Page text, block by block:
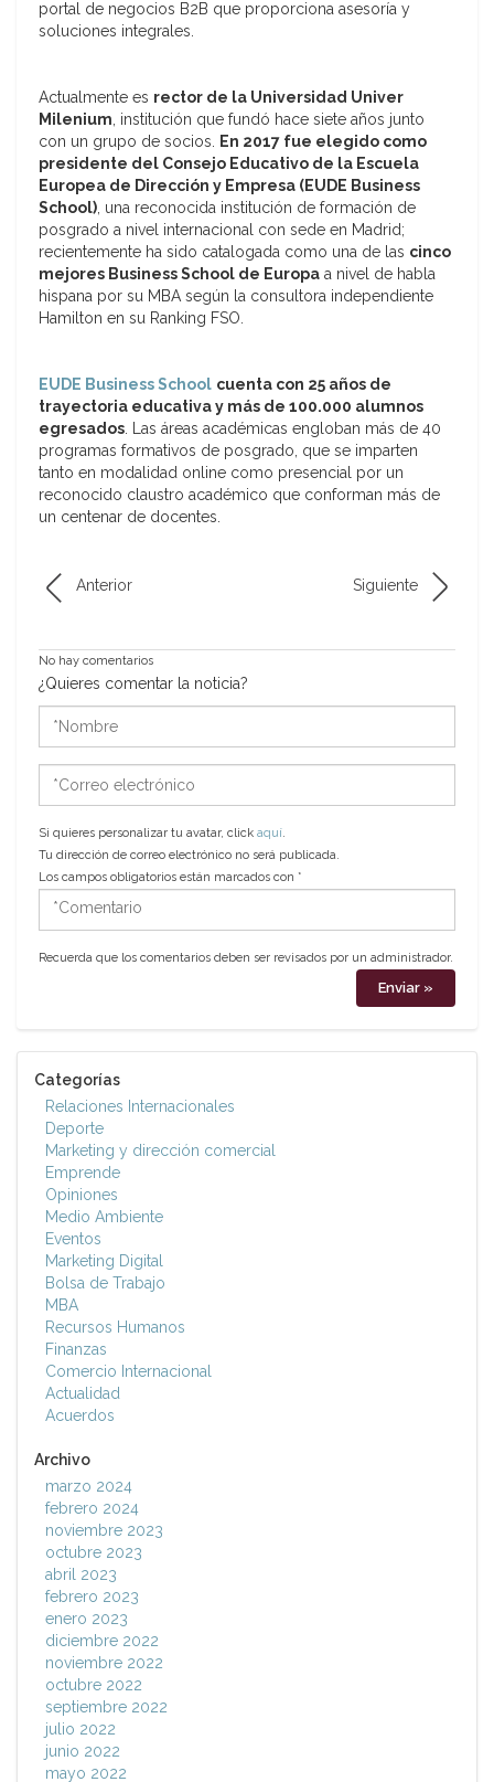
portal de negocios B2B que proporciona asesoría y
soluciones integrales.
Actualmente es rector de la Universidad Univer
Milenium , institución que fundó hace siete años junto
con un grupo de socios.
En 2017 fue elegido como
presidente del Consejo Educativo de la Escuela
Europea de Dirección y Empresa (EUDE Business
School) , una reconocida institución de formación de
posgrado a nivel internacional con sede en Madrid;
recientemente ha sido catalogada como una de las cinco
mejores Business School de Europa a nivel de habla
hispana por su MBA según la consultora independiente
Hamilton en su Ranking FSO.
EUDE Business School cuenta con 25 años de
trayectoria educativa y más de 100.000 alumnos
egresados . Las áreas académicas engloban más de 40
programas formativos de posgrado, que se imparten
tanto en modalidad online como presencial por un
reconocido claustro académico que conforman más de
un centenar de docentes.
Anterior Siguiente
No hay comentarios
¿Quieres comentar la noticia?
electrónico
Si quieres personalizar tu avatar, click aquí.
Tu dirección de correo electrónico no será publicada.
Los campos obligatorios están marcados con *
*Comentario
Recuerda que los comentarios deben ser revisados por un administrador.
Categorías
Relaciones Internacionales
Deporte
Marketing y dirección comercial
Emprende
Opiniones
Medio Ambiente
Eventos
Marketing Digital
Bolsa de Trabajo
MBA
Recursos Humanos
Finanzas
Comercio Internacional
Actualidad
Acuerdos
Archivo
marzo 2024
febrero 2024
noviembre 2023
octubre 2023
abril 2023
febrero 2023
enero 2023
diciembre 2022
noviembre 2022
octubre 2022
septiembre 2022
julio 2022
junio 2022
mayo 2022